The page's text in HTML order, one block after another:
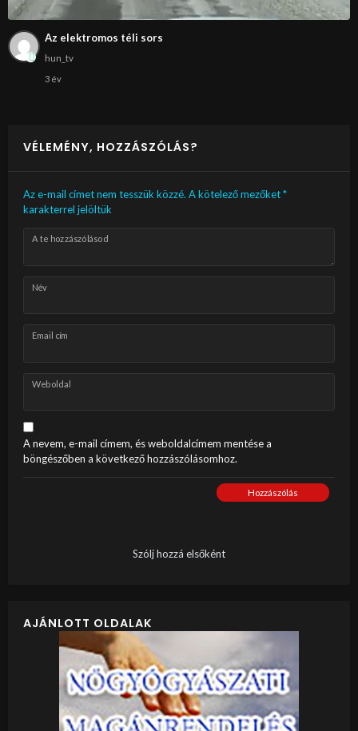
Az elektromos téli sors
hun_tv
3 év
VÉLEMÉNY, HOZZÁSZÓLÁS?
Az e-mail címet nem tesszük közzé. A kötelező mezőket*
karakterrel jelöltük
A te hozzászólásod
Név
Email cím
Weboldal
A nevem, e-mail címem, és weboldalcímem mentése a
böngészőben a következő hozzászólásomhoz.
Hozzászólás
Szólj hozzá elsőként
AJÁNLOTT OLDALAK